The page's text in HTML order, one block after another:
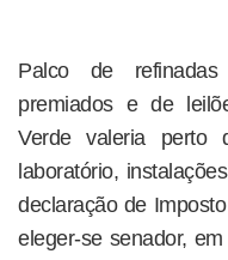
Palco de refinadas
premiados e de
Verde valeria perto
laboratório,
declaração de
eleger-se senador,